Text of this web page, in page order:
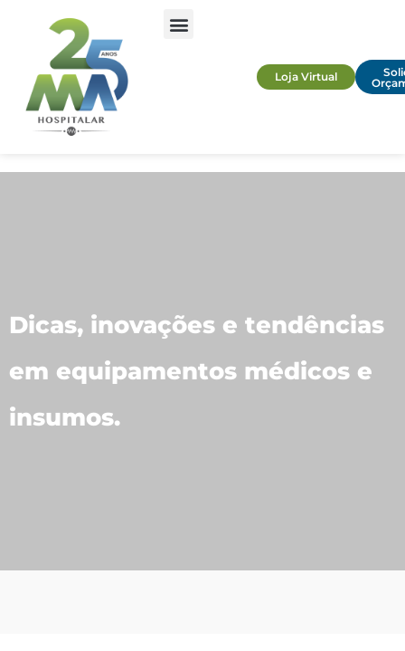
Loja Virtual
Dicas, inovações e tendências
em equipamentos médicos e
insumos.